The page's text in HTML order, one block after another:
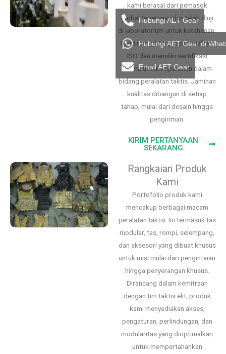
kami berasal dari pemasok
global tepercaya dan telah diuji
di laboratorium untuk ketahanan.
Kami mengikuti proses kualitas
ISO dan memiliki sertifikasi
utama untuk kepatuhan dalam
bidang peralatan taktis. Jaminan
kualitas dibangun di setiap
tahap, mulai dari desain hingga
pengiriman.
KIRIM PERTANYAAN
SEKARANG
Rangkaian Produk
Kami
Portofolio produk kami
mencakup berbagai macam
peralatan taktis. Ini termasuk tas
modular, tas, rompi, selempang,
dan aksesori yang dibuat khusus
untuk misi mulai dari pengintaian
hingga penyerangan khusus.
Dirancang dalam kemitraan
dengan tim taktis elit, produk
kami menyediakan akses,
pengaturan, perlindungan, dan
modularitas yang dioptimalkan
untuk mempertahankan
Hubungi AET Gear
Hubungi AET Gear di
Email AET Gear